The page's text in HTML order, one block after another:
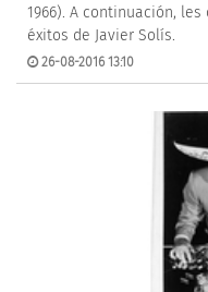
1966). A continuación,
éxitos de Javier Solís.
26-08-2016 13:10